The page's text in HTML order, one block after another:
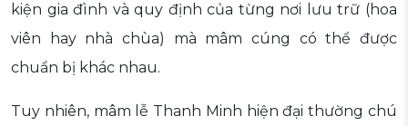
kiện gia đình và quy định của từng nơi lưu trữ (hoa
viên hay nhà chùa) mà mâm cúng có thể được
chuẩn bị khác nhau.
Tuy nhiên, mâm lễ Thanh Minh hiện đại thường chú